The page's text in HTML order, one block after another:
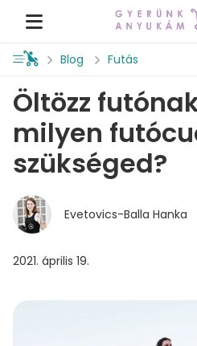
Blog Futás
Öltözz
milyen
szükséged?
Evetovics-Balla Hanka
2021. április 19.